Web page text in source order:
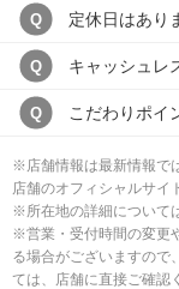
Q 定休日はあり
Q キャッシュレ
Q こだわりポイ
※店舗情報は最新情報で
店舗のオフィシャルサイ
※所在地の詳細について
※営業・受付時間の変更
る場合がございますので
ては、店舗に直接ご確認